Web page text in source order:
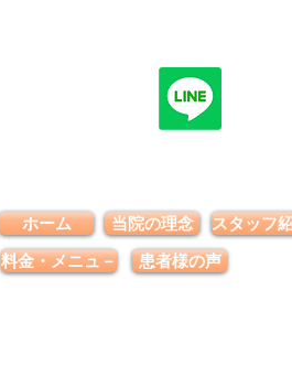
ホーム 当院の理念
スタッフ
料金・メニュ－
患者様の声